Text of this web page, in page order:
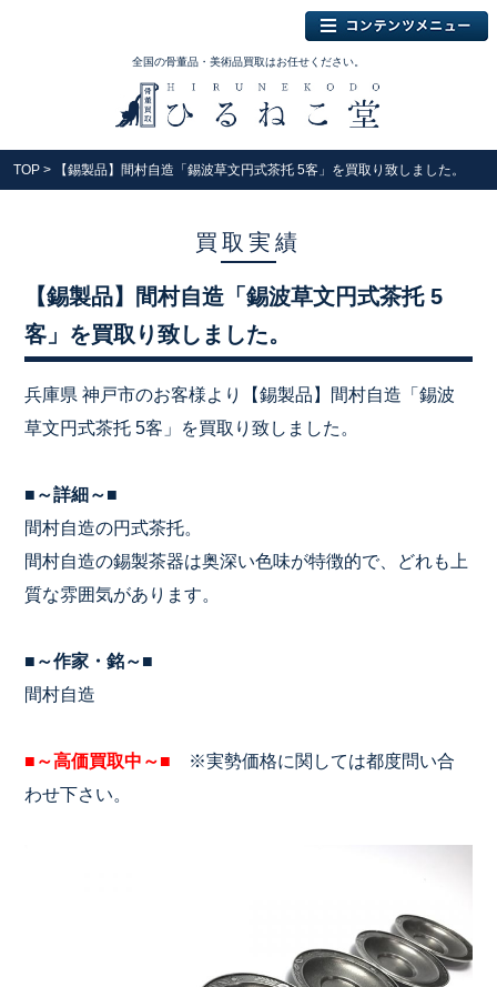
全国の骨董品・美術品買取はお任せください。
TOP > 【錫製品】間村自造「錫波草文円式茶托 5客」を買取り致しました。
買取実績
【錫製品】間村自造「錫波草文円式茶托 5
客」を買取り致しました。
兵庫県 神戸市のお客様より【錫製品】間村自造「錫波
草文円式茶托 5客」を買取り致しました。
■～詳細～■
間村自造の円式茶托。
間村自造の錫製茶器は奥深い色味が特徴的で、どれも上
質な雰囲気があります。
■～作家・銘～■
間村自造
■～高価買取中～■ ※実勢価格に関しては都度問い合
わせ下さい。